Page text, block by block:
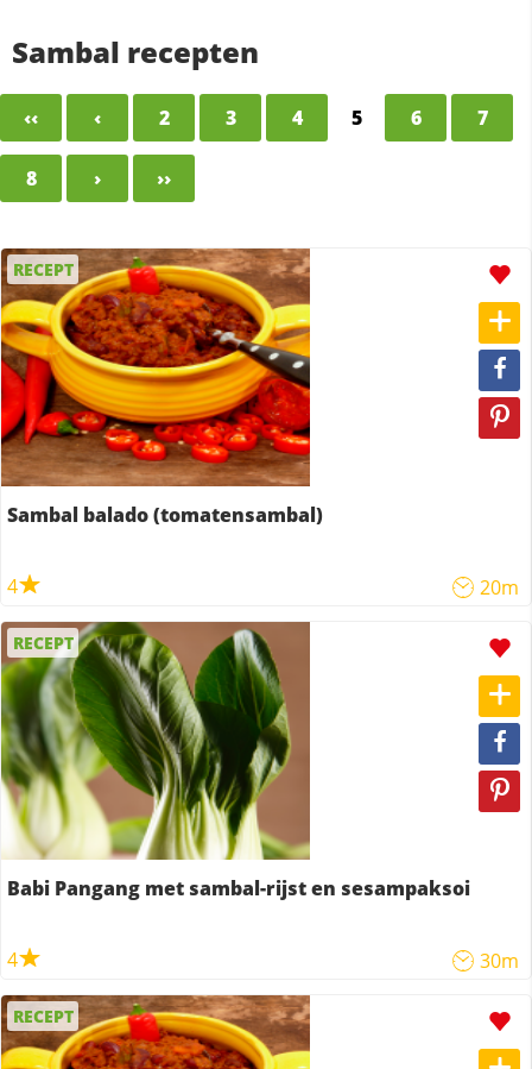
Sambal recepten
‹‹ ‹ 2 3 4 5 6 7
8 › ››
RECEPT
Sambal balado (tomatensambal)
4 20m
RECEPT
Babi Pangang met sambal-rijst en sesampaksoi
4 30m
RECEPT